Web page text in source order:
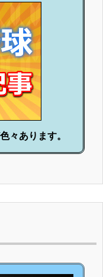
々あります。